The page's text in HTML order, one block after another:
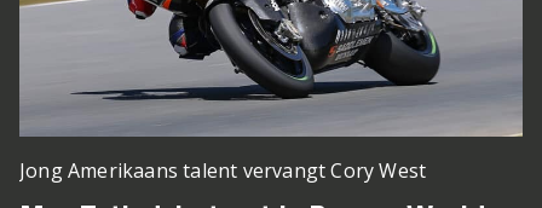
Jong Amerikaans talent vervangt Cory West